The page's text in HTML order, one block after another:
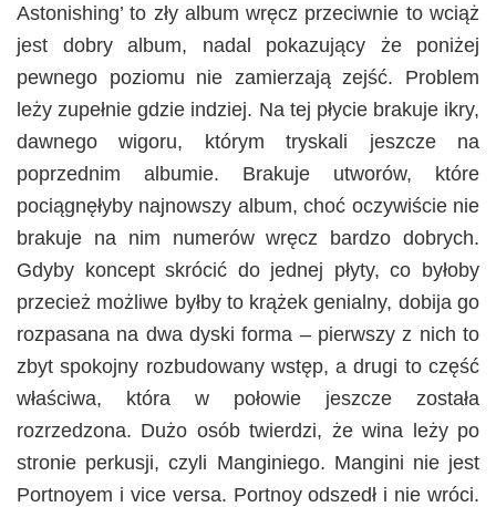
Astonishing’ to zły album wręcz przeciwnie to wciąż
jest dobry album, nadal pokazujący że poniżej
pewnego poziomu nie zamierzają zejść. Problem
leży zupełnie gdzie indziej. Na tej płycie brakuje ikry,
dawnego wigoru, którym tryskali jeszcze na
poprzednim albumie. Brakuje utworów, które
pociągnęłyby najnowszy album, choć oczywiście nie
brakuje na nim numerów wręcz bardzo dobrych.
Gdyby koncept skrócić do jednej płyty, co byłoby
przecież możliwe byłby to krążek genialny, dobija go
rozpasana na dwa dyski forma – pierwszy z nich to
zbyt spokojny rozbudowany wstęp, a drugi to część
właściwa, która w połowie jeszcze została
rozrzedzona. Dużo osób twierdzi, że wina leży po
stronie perkusji, czyli Manginiego. Mangini nie jest
Portnoyem i vice versa. Portnoy odszedł i nie wróci.